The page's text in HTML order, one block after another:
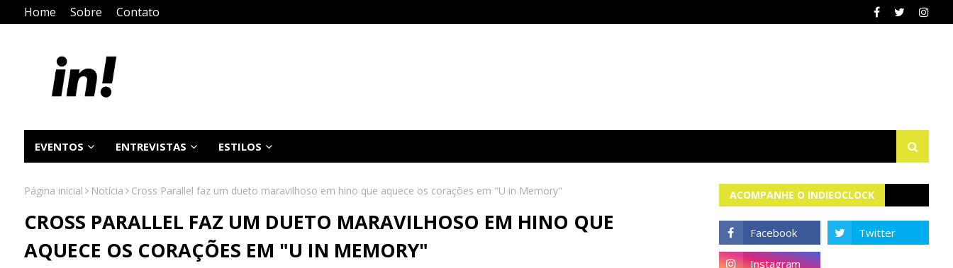
Home Sobre Contato
EVENTOS ENTREVISTAS ESTILOS
Página inicial Notícia Cross Parallel faz um dueto maravilhoso em hino que aquece os corações em "U in Memory"
CROSS PARALLEL FAZ UM DUETO MARAVILHOSO EM HINO QUE
AQUECE OS CORAÇÕES EM "U IN MEMORY"
ACOMPANHE O INDIEOCLOCK